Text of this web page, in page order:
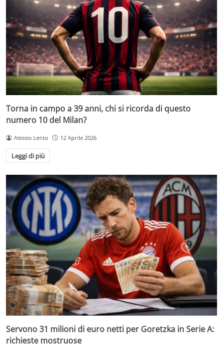
Torna in campo a 39 anni, chi si ricorda di questo
numero 10 del Milan?
Alessio Lento 12 Aprile 2026
Leggi di più
Servono 31 milioni di euro netti per Goretzka in Serie A:
richieste mostruose